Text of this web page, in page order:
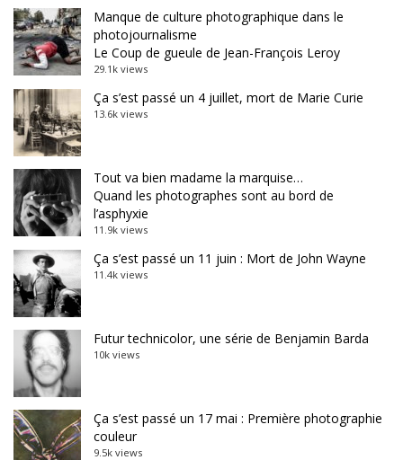
Manque de culture photographique dans le
photojournalisme
Le Coup de gueule de Jean-François Leroy
29.1k views
Ça s’est passé un 4 juillet, mort de Marie Curie
13.6k views
Tout va bien madame la marquise…
Quand les photographes sont au bord de
l’asphyxie
11.9k views
Ça s’est passé un 11 juin : Mort de John Wayne
11.4k views
Futur technicolor, une série de Benjamin Barda
10k views
Ça s’est passé un 17 mai : Première photographie
couleur
9.5k views